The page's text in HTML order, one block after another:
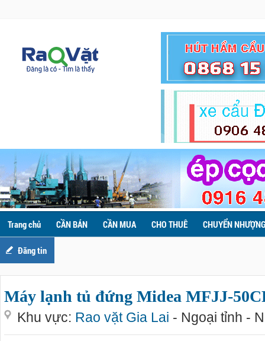
Trang chủ CẦN BÁN CẦN MUA CHO THUÊ CHUYỂN
Đăng tin
Máy lạnh tủ đứng Midea MFJJ-
Khu vực: Rao vặt Gia Lai - Ngoại tỉnh -